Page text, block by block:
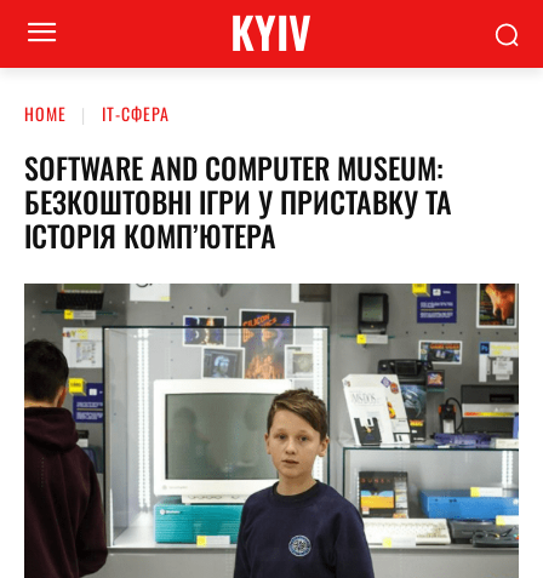
KYIV
HOME ІТ-СФЕРА
SOFTWARE AND COMPUTER MUSEUM:
БЕЗКОШТОВНІ ІГРИ У ПРИСТАВКУ ТА
ІСТОРІЯ КОМП’ЮТЕРА